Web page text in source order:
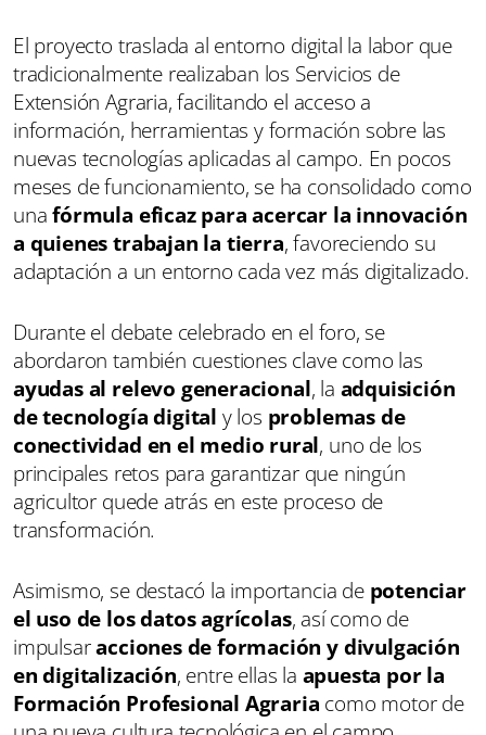
El proyecto traslada al entorno digital la labor que
tradicionalmente realizaban los Servicios de
Extensión Agraria, facilitando el acceso a
información, herramientas y formación sobre las
nuevas tecnologías aplicadas al campo. En pocos
meses de funcionamiento, se ha consolidado como
unafórmula eficaz para acercar la innovación
a quienes trabajan la tierra, favoreciendo su
adaptación a un entorno cada vez más digitalizado.
Durante el debate celebrado en el foro, se
abordaron también cuestiones clave como las
ayudas al relevo generacional, la adquisición
de tecnología digital y los problemas de
conectividad en el medio rural, uno de los
principales retos para garantizar que ningún
agricultor quede atrás en este proceso de
transformación.
Asimismo, se destacó la importancia de potenciar
el uso de los datos agrícolas, así como de
impulsaracciones de formación y divulgación
en digitalización, entre ellas la apuesta por la
Formación Profesional Agraria como motor de